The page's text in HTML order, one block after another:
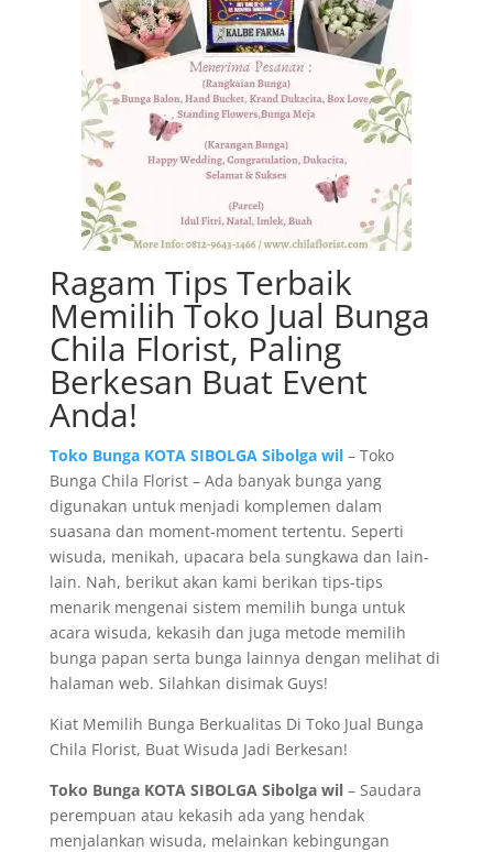
Ragam Tips Terbaik
Memilih Toko Jual Bunga
Chila Florist, Paling
Berkesan Buat Event
Anda!
Toko Bunga KOTA SIBOLGA Sibolga wil– Toko
Bunga Chila Florist – Ada banyak bunga yang
digunakan untuk menjadi komplemen dalam
suasana dan moment-moment tertentu. Seperti
wisuda, menikah, upacara bela sungkawa dan lain-
lain. Nah, berikut akan kami berikan tips-tips
menarik mengenai sistem memilih bunga untuk
acara wisuda, kekasih dan juga metode memilih
bunga papan serta bunga lainnya dengan melihat di
halaman web. Silahkan disimak Guys!
Kiat Memilih Bunga Berkualitas Di Toko Jual Bunga
Chila Florist, Buat Wisuda Jadi Berkesan!
Toko Bunga KOTA SIBOLGA Sibolga wil– Saudara
perempuan atau kekasih ada yang hendak
menjalankan wisuda, melainkan kebingungan